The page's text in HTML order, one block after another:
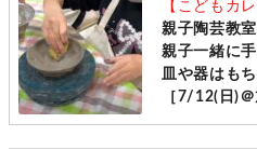
【こどもカ
親子陶芸教
親子一緒に
皿や器はも
［7/12(日)